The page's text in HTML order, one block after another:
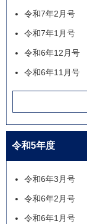
令和7年2月号
令和7年1月号
令和6年12月号
令和6年11月号
令和5年度
令和6年3月号
令和6年2月号
令和6年1月号